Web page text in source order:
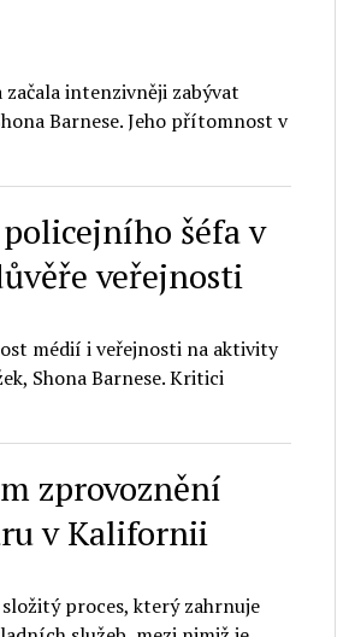
intenzivněji zabývat
Barnese. Jeho přítomnost v
šéfa v
veřejnosti
médií i veřejnosti na aktivity
Shona Barnese. Kritici
zprovoznění
v Kalifornii
proces, který zahrnuje